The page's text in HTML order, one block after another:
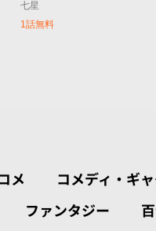
七星
1話無料
メ コメディ・ギ
ファンタジー